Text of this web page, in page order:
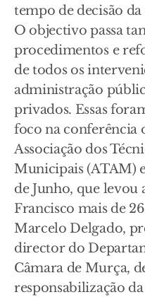
tempo de decisão
O objectivo passa
procedimentos e
de todos os
administração
privados. Essas
foco na conferência
Associação dos
Municipais (ATAM)
de Junho, que levou
Francisco mais de
Marcelo Delgado,
director do
Câmara de Murça,
responsabilização